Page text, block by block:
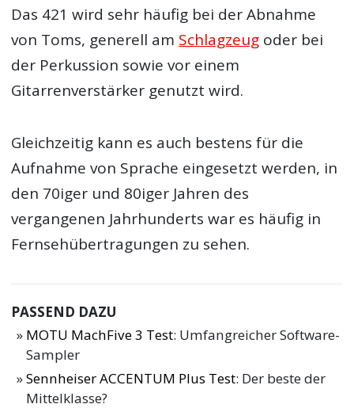
Das 421 wird sehr häufig bei der Abnahme
von Toms, generell am Schlagzeug oder bei
der Perkussion sowie vor einem
Gitarrenverstärker genutzt wird.
Gleichzeitig kann es auch bestens für die
Aufnahme von Sprache eingesetzt werden, in
den 70iger und 80iger Jahren des
vergangenen Jahrhunderts war es häufig in
Fernsehübertragungen zu sehen.
PASSEND DAZU
MOTU MachFive 3 Test: Umfangreicher Software-
Sampler
Sennheiser ACCENTUM Plus Test: Der beste der
Mittelklasse?